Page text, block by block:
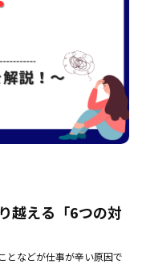
越える「6つの対
となどが仕事が辛い原因で